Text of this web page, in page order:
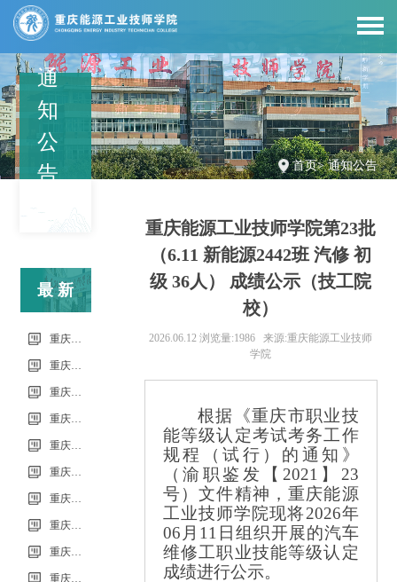
首页>通知公告
通
知
公
告
最新
信息
重庆能源工业技师学院第23批
（6.11 新能源2442班 汽修 初
级 36人） 成绩公示（技工院
校）
2026.06.12 浏览量:1986
来源:重庆能源工业技师
学院
根据《重庆市职业技
能等级认定考试考务工作
规程（试行）的通知》
（渝职鉴发【 2021】23
号）文件精神 ，重庆能源
工业技师学院现将2026年
06月11日组织开展的汽车
维修工职业技能等级认定
成绩进行公示。